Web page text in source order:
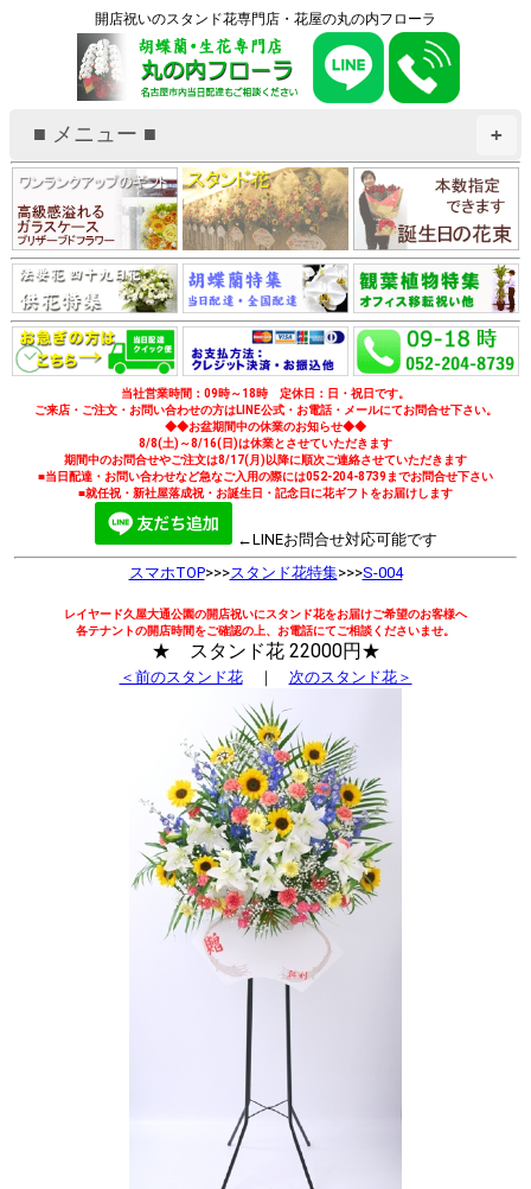
開店祝いのスタンド花専門店・花屋の丸の内フローラ
+
■ メニュー ■
当社営業時間：09時～18時 定休日：日・祝日です。
ご来店・ご注文・お問い合わせの方はLINE公式・お電話・メールにてお問合せ下さい。
◆◆お盆期間中の休業のお知らせ◆◆
8/8(土)～8/16(日)は休業とさせていただきます
期間中のお問合せやご注文は8/17(月)以降に順次ご連絡させていただきます
■当日配達・お問い合わせなど急なご入用の際には052-204-8739までお問合せ下さい
■就任祝・新社屋落成祝・お誕生日・記念日に花ギフトをお届けします
←LINEお問合せ対応可能です
スマホTOP>>>スタンド花特集>>>S-004
レイヤード久屋大通公園の開店祝いにスタンド花をお届けご希望のお客様へ
各テナントの開店時間をご確認の上、お電話にてご相談くださいませ。
★ スタンド花 22000円★
＜前のスタンド花｜ 次のスタンド花＞